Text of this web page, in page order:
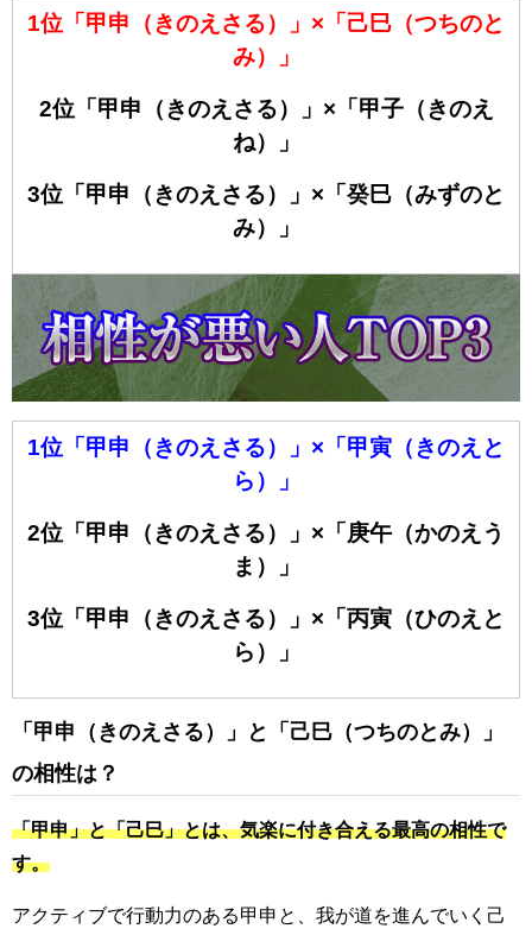
1位「甲申（きのえさる）」×「己巳（つちのと
み）」
2位「甲申（きのえさる）」×「甲子（きのえ
ね）」
3位「甲申（きのえさる）」×「癸巳（みずのと
み）」
1位「甲申（きのえさる）」×「甲寅（きのえと
ら）」
2位「甲申（きのえさる）」×「庚午（かのえう
ま）」
3位「甲申（きのえさる）」×「丙寅（ひのえと
ら）」
「甲申（きのえさる）」と「己巳（つちのとみ）」
の相性は？
「甲申」と「己巳」とは、気楽に付き合える最高の相性で
す。
アクティブで行動力のある甲申と、我が道を進んでいく己